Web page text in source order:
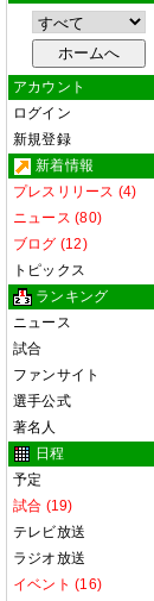
アカウント
ログイン
新規登録
新着情報
プレスリリース (4)
ニュース (80)
ブログ (12)
トピックス
ランキング
ニュース
試合
ファンサイト
選手公式
著名人
日程
予定
試合 (19)
テレビ放送
ラジオ放送
イベント (16)